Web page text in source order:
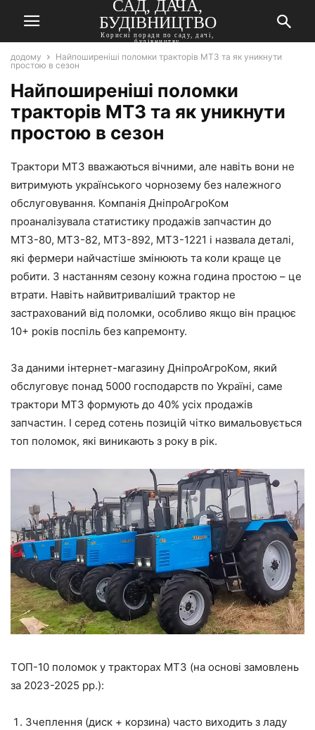
САД, ДАЧА,
БУДІВНИЦТВО
Корисні поради по саду, дачі,
будівництву
додому
Найпоширеніші поломки тракторів МТЗ та як уникнути
простою в сезон
Найпоширеніші поломки
тракторів МТЗ та як уникнути
простою в сезон
Трактори МТЗ вважаються вічними, але навіть вони не
витримують українського чорнозему без належного
обслуговування. Компанія ДніпроАгроКом
проаналізувала статистику продажів запчастин до
МТЗ-80, МТЗ-82, МТЗ-892, МТЗ-1221 і назвала деталі,
які фермери найчастіше змінюють та коли краще це
робити. З настанням сезону кожна година простою – це
втрати. Навіть найвитриваліший трактор не
застрахований від поломки, особливо якщо він працює
10+ років поспіль без капремонту.
За даними інтернет-магазину ДніпроАгроКом, який
обслуговує понад 5000 господарств по Україні, саме
трактори МТЗ формують до 40% усіх продажів
запчастин. І серед сотень позицій чітко вимальовується
топ поломок, які виникають з року в рік.
ТОП-10 поломок у тракторах МТЗ (на основі замовлень
за 2023-2025 рр.):
Зчеплення (диск + корзина) часто виходить з ладу